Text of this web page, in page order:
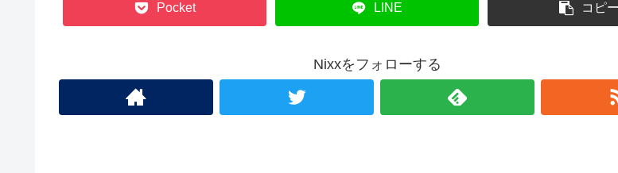
Pocket LINE コピー
Nixxをフォローする